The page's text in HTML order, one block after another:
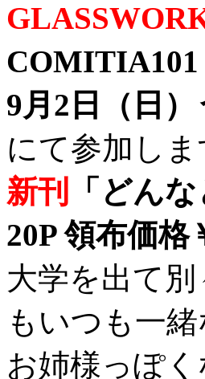
9月2日（日）
にて参加しま
新刊
「どん
20P 領布価格
大学を出て
もいつも一
お姉様っぽ